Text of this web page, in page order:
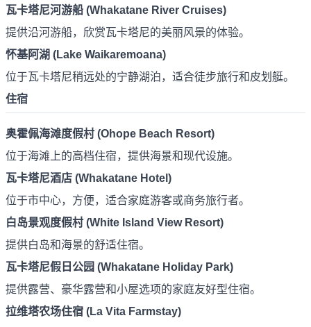
瓦卡塔尼河游船 (Whakatane River Cruises)
提供沿河游船，欣赏瓦卡塔尼的美丽风景的体验。
怀基阿湖 (Lake Waikaremoana)
位于瓦卡塔尼稍远处的宁静湖泊，适合徒步旅行和皮划艇。
住宿
奥霍佩海滩度假村 (Ohope Beach Resort)
位于海滩上的高档住宿，提供海景和现代设施。
瓦卡塔尼酒店 (Whakatane Hotel)
位于市中心，方便，适合家庭游客或商务旅行者。
白岛景观度假村 (White Island View Resort)
提供白岛和海景的舒适住宿。
瓦卡塔尼假日公园 (Whakatane Holiday Park)
提供露营、豪华露营和小屋选项的家庭友好型住宿。
拉维塔农场住宿 (La Vita Farmstay)